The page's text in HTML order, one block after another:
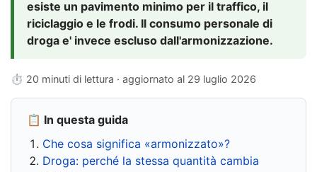
esiste un pavimento minimo per il traffico, il
riciclaggio e le frodi. Il consumo personale di
droga e' invece escluso dall'armonizzazione.
⏱ 20 minuti di lettura · aggiornato al 29 luglio 2026
📋 In questa guida
Che cosa significa «armonizzato»?
Droga: perché la stessa quantità cambia